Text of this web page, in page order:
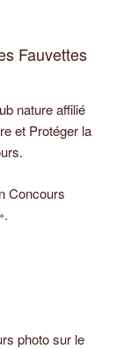
Fauvettes
nature affilié
et Protéger la
Concours
photo sur le